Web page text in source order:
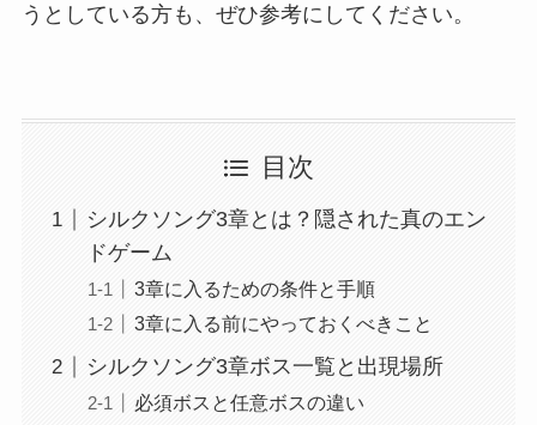
うとしている方も、ぜひ参考にしてください。
目次
シルクソング3章とは？隠された真のエン
ドゲーム
3章に入るための条件と手順
3章に入る前にやっておくべきこと
シルクソング3章ボス一覧と出現場所
必須ボスと任意ボスの違い